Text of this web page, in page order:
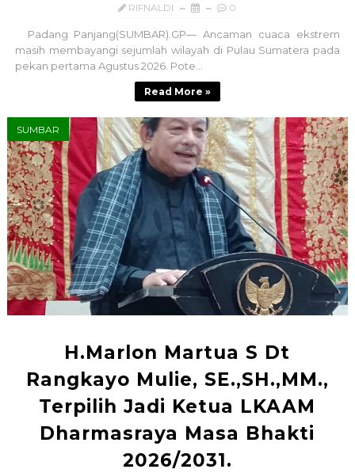
RIFNALDI 0
Padang Panjang(SUMBAR).GP— Ancaman cuaca ekstrem
masih membayangi sejumlah wilayah di Pulau Sumatera pada
pekan pertama Agustus 2026. Pote...
Read More »
SUMBAR
H.Marlon Martua S Dt
Rangkayo Mulie, SE.,SH.,MM.,
Terpilih Jadi Ketua LKAAM
Dharmasraya Masa Bhakti
2026/2031.